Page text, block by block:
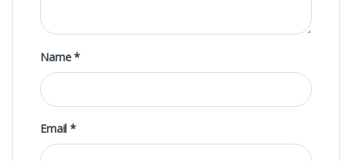
Name*
Email*